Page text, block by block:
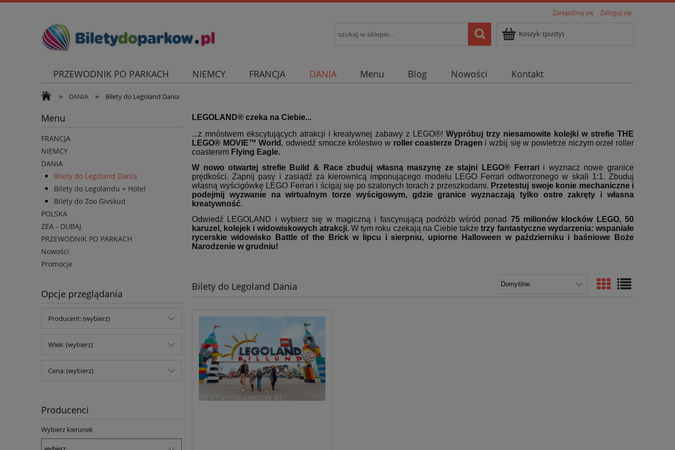
Zarejestruj się Zaloguj się
Koszyk:(pusty)
PRZEWODNIK PO PARKACH NIEMCY FRANCJA DANIA Menu Blog Nowości Kontakt
» DANIA » Bilety do Legoland Dania
Menu
FRANCJA
NIEMCY
DANIA
Bilety do Legoland Dania
Bilety do Legolandu + Hotel
Bilety do Zoo Givskud
POLSKA
ZEA - DUBAJ
PRZEWODNIK PO PARKACH
Nowości
Promocje
Opcje przeglądania
Producent: (wybierz)
Wiek: (wybierz)
Cena: (wybierz)
Producenci
Wybierz kierunek
LEGOLAND® czeka na Ciebie...
...z mnóstwem ekscytujących atrakcji i kreatywnej zabawy z LEGO®! Wypróbuj trzy niesamowite kolejki w strefie THE
LEGO® MOVIE™ World , odwiedź smocze królestwo w roller coasterze Dragen i wzbij się w powietrze niczym orzeł roller
coasterem Flying Eagle.
W nowo otwartej strefie Build & Race zbuduj własną maszynę ze stajni LEGO® Ferrarii wyznacz nowe granice
prędkości. Zapnij pasy i zasiądź za kierownicą imponującego modelu LEGO Ferrari odtworzonego w skali 1:1. Zbuduj
własną wyścigówkę LEGO Ferrari i ścigaj się po szalonych torach z przeszkodami. Przetestuj swoje konie mechaniczne i
podejmij wyzwanie na wirtualnym torze wyścigowym, gdzie granice wyznaczają tylko ostre zakręty i własna
kreatywność.
Odwiedź LEGOLAND i wybierz się w magiczną i fascynującą podróżb wśród ponad 75 milionów klocków LEGO, 50
karuzel, kolejek i widowiskowych atrakcji.W tym roku czekają na Ciebie takżetrzy fantastyczne wydarzenia: wspaniałe
rycerskie widowisko Battle of the Brick w lipcu i sierpniu, upiorne Halloween w październiku i baśniowe Boże
Narodzenie w grudniu!
Bilety do Legoland Dania